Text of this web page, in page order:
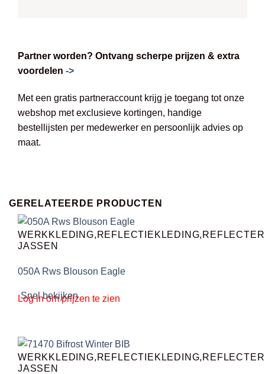
Partner worden? Ontvang scherpe prijzen & extra
voordelen ->
Met een gratis partneraccount krijg je toegang tot onze
webshop met exclusieve kortingen, handige
bestellijsten per medewerker en persoonlijk advies op
maat.
GERELATEERDE PRODUCTEN
Snel bekijken
JASSEN
050A Rws Blouson Eagle
Log in om prijzen te zien
JASSEN